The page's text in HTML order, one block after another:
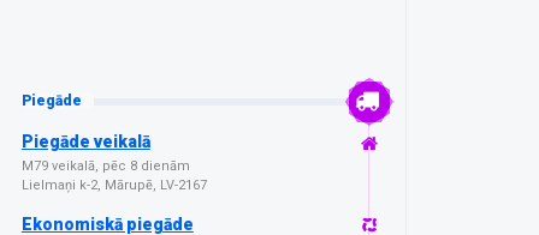
Piegāde
Piegāde veikalā
M79 veikalā, pēc 8 dienām
Lielmaņi k-2, Mārupē, LV-2167
Ekonomiskā piegāde